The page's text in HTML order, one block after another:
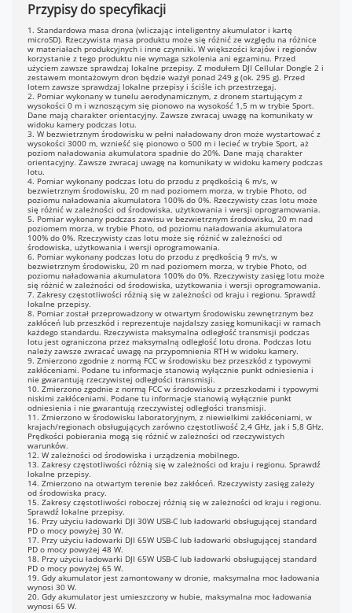
Shooting: 3x;
Shooting: 4x;
12 MP: 3x;
Przypisy do specyfikacji
1. Standardowa masa drona (wliczając inteligentny akumulator i kartę
microSD). Rzeczywista masa produktu może się różnić ze względu na różnice
w materiałach produkcyjnych i inne czynniki. W większości krajów i regionów
korzystanie z tego produktu nie wymaga szkolenia ani egzaminu. Przed
użyciem zawsze sprawdzaj lokalne przepisy. Z modułem DJI Cellular Dongle 2 i
zestawem montażowym dron będzie ważył ponad 249 g (ok. 295 g). Przed
lotem zawsze sprawdzaj lokalne przepisy i ściśle ich przestrzegaj.
2. Pomiar wykonany w tunelu aerodynamicznym, z dronem startującym z
wysokości 0 m i wznoszącym się pionowo na wysokość 1,5 m w trybie Sport.
Dane mają charakter orientacyjny. Zawsze zwracaj uwagę na komunikaty w
widoku kamery podczas lotu.
3. W bezwietrznym środowisku w pełni naładowany dron może wystartować z
wysokości 3000 m, wznieść się pionowo o 500 m i lecieć w trybie Sport, aż
poziom naładowania akumulatora spadnie do 20%. Dane mają charakter
orientacyjny. Zawsze zwracaj uwagę na komunikaty w widoku kamery podczas
lotu.
4. Pomiar wykonany podczas lotu do przodu z prędkością 6 m/s, w
bezwietrznym środowisku, 20 m nad poziomem morza, w trybie Photo, od
poziomu naładowania akumulatora 100% do 0%. Rzeczywisty czas lotu może
się różnić w zależności od środowiska, użytkowania i wersji oprogramowania.
5. Pomiar wykonany podczas zawisu w bezwietrznym środowisku, 20 m nad
poziomem morza, w trybie Photo, od poziomu naładowania akumulatora
100% do 0%. Rzeczywisty czas lotu może się różnić w zależności od
środowiska, użytkowania i wersji oprogramowania.
6. Pomiar wykonany podczas lotu do przodu z prędkością 9 m/s, w
bezwietrznym środowisku, 20 m nad poziomem morza, w trybie Photo, od
poziomu naładowania akumulatora 100% do 0%. Rzeczywisty zasięg lotu może
się różnić w zależności od środowiska, użytkowania i wersji oprogramowania.
7. Zakresy częstotliwości różnią się w zależności od kraju i regionu. Sprawdź
lokalne przepisy.
8. Pomiar został przeprowadzony w otwartym środowisku zewnętrznym bez
zakłóceń lub przeszkód i reprezentuje najdalszy zasięg komunikacji w ramach
każdego standardu. Rzeczywista maksymalna odległość transmisji podczas
lotu jest ograniczona przez maksymalną odległość lotu drona. Podczas lotu
należy zawsze zwracać uwagę na przypomnienia RTH w widoku kamery.
9. Zmierzono zgodnie z normą FCC w środowisku bez przeszkód z typowymi
zakłóceniami. Podane tu informacje stanowią wyłącznie punkt odniesienia i
nie gwarantują rzeczywistej odległości transmisji.
10. Zmierzono zgodnie z normą FCC w środowisku z przeszkodami i typowymi
niskimi zakłóceniami. Podane tu informacje stanowią wyłącznie punkt
odniesienia i nie gwarantują rzeczywistej odległości transmisji.
11. Zmierzono w środowisku laboratoryjnym, z niewielkimi zakłóceniami, w
krajach/regionach obsługujących zarówno częstotliwość 2,4 GHz, jak i 5,8 GHz.
Prędkości pobierania mogą się różnić w zależności od rzeczywistych
warunków.
12. W zależności od środowiska i urządzenia mobilnego.
13. Zakresy częstotliwości różnią się w zależności od kraju i regionu. Sprawdź
lokalne przepisy.
14. Zmierzono na otwartym terenie bez zakłóceń. Rzeczywisty zasięg zależy
od środowiska pracy.
15. Zakresy częstotliwości roboczej różnią się w zależności od kraju i regionu.
Sprawdź lokalne przepisy.
16. Przy użyciu ładowarki DJI 30W USB-C lub ładowarki obsługującej standard
PD o mocy powyżej 30 W.
17. Przy użyciu ładowarki DJI 65W USB-C lub ładowarki obsługującej standard
PD o mocy powyżej 48 W.
18. Przy użyciu ładowarki DJI 65W USB-C lub ładowarki obsługującej standard
PD o mocy powyżej 65 W.
19. Gdy akumulator jest zamontowany w dronie, maksymalna moc ładowania
wynosi 30 W.
20. Gdy akumulator jest umieszczony w hubie, maksymalna moc ładowania
wynosi 65 W.